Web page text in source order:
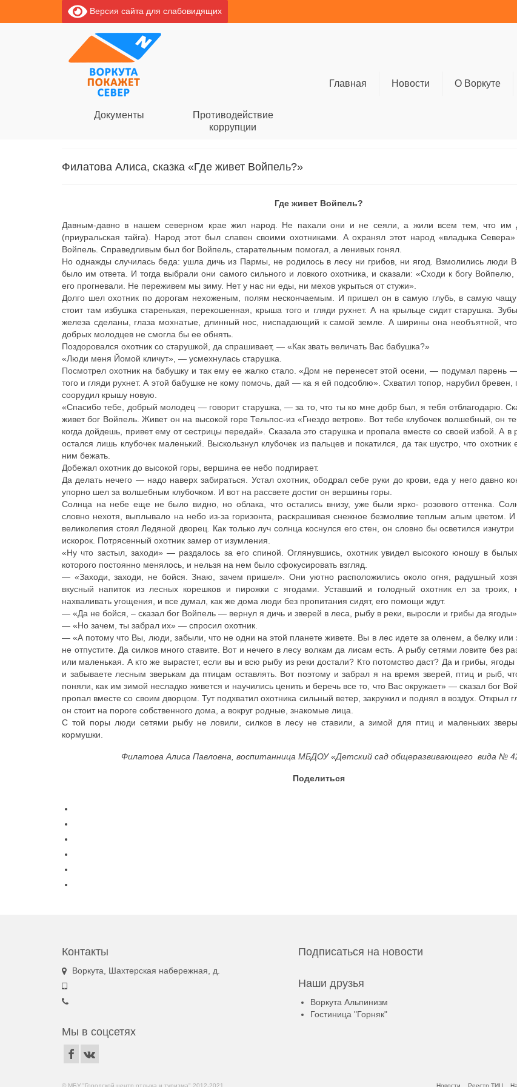
Версия сайта для слабовидящих
Главная Новости О Воркуте
Документы
Противодействие
коррупции
Филатова Алиса, сказка «Где живет Войпель?»
Где живет Войпель?
Давным-давно в нашем северном крае жил народ. Не пахали они и не сеяли, а жили всем тем, что им
(приуральская тайга). Народ этот был славен своими охотниками. А охранял этот народ «владыка
Войпель. Справедливым был бог Войпель, старательным помогал, а ленивых гонял.
Но однажды случилась беда: ушла дичь из Пармы, не родилось в лесу ни грибов, ни ягод. Взмолились люди
было им ответа. И тогда выбрали они самого сильного и ловкого охотника, и сказали: «Сходи к богу
его прогневали. Не переживем мы зиму. Нет у нас ни еды, ни мехов укрыться от стужи».
Долго шел охотник по дорогам нехоженым, полям нескончаемым. И пришел он в самую глубь, в самую чащу
стоит там избушка старенькая, перекошенная, крыша того и гляди рухнет. А на крыльце сидит старушка.
железа сделаны, глаза мохнатые, длинный нос, ниспадающий к самой земле. А ширины она необъятной,
добрых молодцев не смогла бы ее обнять.
Поздоровался охотник со старушкой, да спрашивает, — «Как звать величать Вас бабушка?»
«Люди меня Йомой кличут», — усмехнулась старушка.
Посмотрел охотник на бабушку и так ему ее жалко стало. «Дом не перенесет этой осени, — подумал парень
того и гляди рухнет. А этой бабушке не кому помочь, дай — ка я ей подсоблю». Схватил топор, нарубил бревен,
соорудил крышу новую.
«Спасибо тебе, добрый молодец — говорит старушка, — за то, что ты ко мне добр был, я тебя отблагодарю.
живет бог Войпель. Живет он на высокой горе Тельпос-из «Гнездо ветров». Вот тебе клубочек волшебный, он
когда дойдешь, привет ему от сестрицы передай». Сказала это старушка и пропала вместе со своей избой. А в
остался лишь клубочек маленький. Выскользнул клубочек из пальцев и покатился, да так шустро, что охотник
ним бежать.
Добежал охотник до высокой горы, вершина ее небо подпирает.
Да делать нечего — надо наверх забираться. Устал охотник, ободрал себе руки до крови, еда у него давно
упорно шел за волшебным клубочком. И вот на рассвете достиг он вершины горы.
Солнца на небе еще не было видно, но облака, что остались внизу, уже были ярко- розового оттенка.
словно нехотя, выплывало на небо из-за горизонта, раскрашивая снежное безмолвие теплым алым цветом. И
великолепия стоял Ледяной дворец. Как только луч солнца коснулся его стен, он словно бы осветился
искорок. Потрясенный охотник замер от изумления.
«Ну что застыл, заходи» — раздалось за его спиной. Оглянувшись, охотник увидел высокого юношу в
которого постоянно менялось, и нельзя на нем было сфокусировать взгляд.
— «Заходи, заходи, не бойся. Знаю, зачем пришел». Они уютно расположились около огня, радушный
вкусный напиток из лесных корешков и пирожки с ягодами. Уставший и голодный охотник ел за троих,
нахваливать угощения, и все думал, как же дома люди без пропитания сидят, его помощи ждут.
— «Да не бойся, – сказал бог Войпель — вернул я дичь и зверей в леса, рыбу в реки, выросли и грибы да ягоды».
— «Но зачем, ты забрал их» — спросил охотник.
— «А потому что Вы, люди, забыли, что не одни на этой планете живете. Вы в лес идете за оленем, а белку или
не отпустите. Да силков много ставите. Вот и нечего в лесу волкам да лисам есть. А рыбу сетями ловите без
или маленькая. А кто же вырастет, если вы и всю рыбу из реки достали? Кто потомство даст? Да и грибы, ягоды
и забываете лесным зверькам да птицам оставлять. Вот поэтому и забрал я на время зверей, птиц и рыб,
поняли, как им зимой несладко живется и научились ценить и беречь все то, что Вас окружает» — сказал бог
пропал вместе со своим дворцом. Тут подхватил охотника сильный ветер, закружил и поднял в воздух. Открыл
он стоит на пороге собственного дома, а вокруг родные, знакомые лица.
С той поры люди сетями рыбу не ловили, силков в лесу не ставили, а зимой для птиц и маленьких
кормушки.
Филатова Алиса Павловна, воспитанница МБДОУ «Детский сад общеразвивающего вида №
Поделиться
Контакты
Воркута, Шахтерская набережная, д.
Мы в соцсетях
Подписаться на новости
Наши друзья
Воркута Альпинизм
Гостиница "Горняк"
Новости Реестр ТИЦ
© МБУ "Городской центр отдыха и туризма" 2012-2021